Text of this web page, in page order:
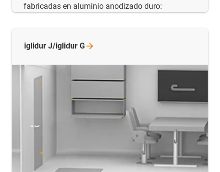
fabricadas en aluminio anodizado duro:
iglidur J/iglidur G